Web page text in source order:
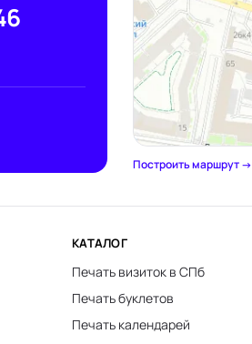
Построить маршрут →
КАТАЛОГ
Печать визиток в СПб
Печать буклетов
Печать календарей